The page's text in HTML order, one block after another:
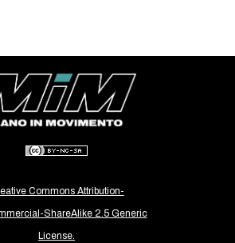
ms
SEARCH
Commons Attribution-
ShareAlike 2.5 Generic
License.